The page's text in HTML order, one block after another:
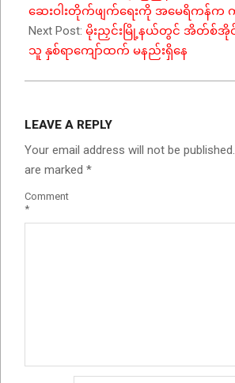
ဆေးဝါးတိုက်ဖျက်ရေးကို အမေရိက
Next Post: မိုးညှင်းမြို့နယ်တွင် အိတ်စ်အိုင်ဗီ
သူ နှစ်ရာကျော်ထက် မနည်းရှိနေ
LEAVE A REPLY
Your email address will not be published.
are marked *
Comment
*